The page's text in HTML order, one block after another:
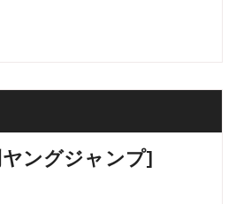
ングジャンプ]